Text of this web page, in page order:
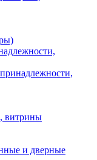
витрины
и дверные